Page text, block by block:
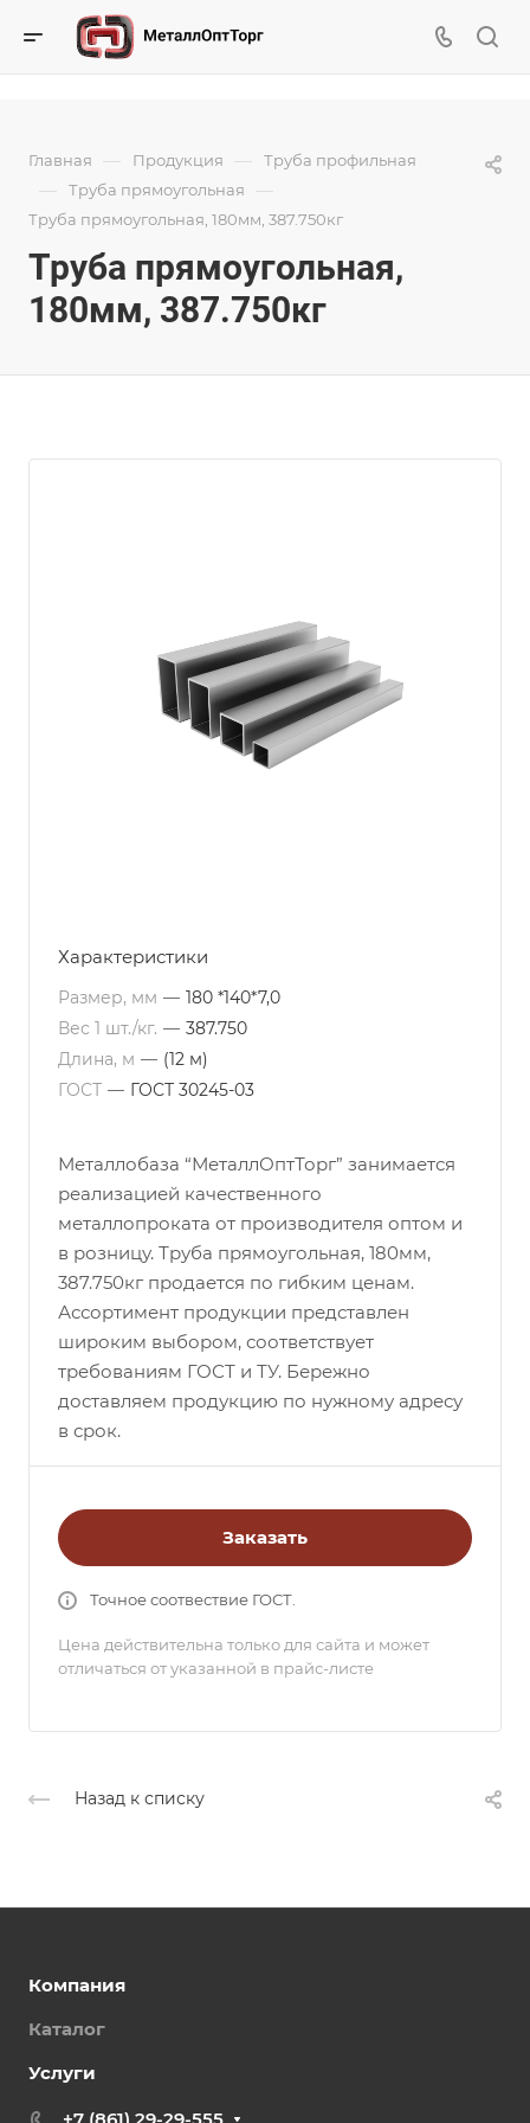
Главная — Продукция — Труба профильная
— Труба прямоугольная —
Труба прямоугольная, 180мм, 387.750кг
Труба прямоугольная,
180мм, 387.750кг
Характеристики
Размер, мм — 180 *140*7,0
Вес 1 шт./кг. — 387.750
Длина, м — (12 м)
ГОСТ — ГОСТ 30245-03
Металлобаза “МеталлОптТорг” занимается
реализацией качественного
металлопроката от производителя оптом и
в розницу. Труба прямоугольная, 180мм,
387.750кг продается по гибким ценам.
Ассортимент продукции представлен
широким выбором, соответствует
требованиям ГОСТ и ТУ. Бережно
доставляем продукцию по нужному адресу
в срок.
Заказать
Точное соотвествие ГОСТ.
Цена действительна только для сайта и может
отличаться от указанной в прайс-листе
Назад к списку
Компания
Каталог
Услуги